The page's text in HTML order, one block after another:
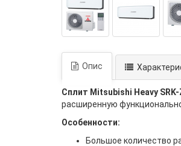
Опис
Сплит Mitsubishi Heavy SRK-
расширенную
Особенности:
Большое количество